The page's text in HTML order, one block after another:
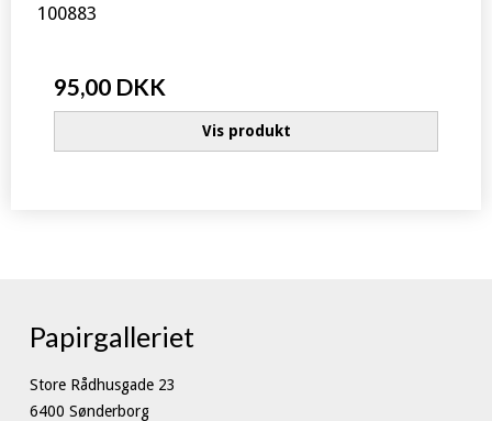
100883
95,00 DKK
Vis produkt
Papirgalleriet
Store Rådhusgade 23
6400 Sønderborg